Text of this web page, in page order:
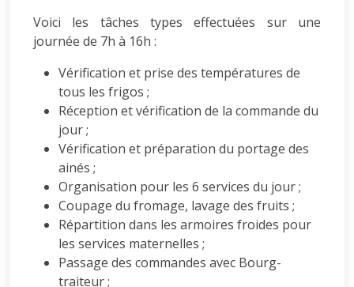
Voici les tâches types effectuées sur une
journée de 7h à 16h :
Vérification et prise des températures de
tous les frigos ;
Réception et vérification de la commande du
jour ;
Vérification et préparation du portage des
ainés ;
Organisation pour les 6 services du jour ;
Coupage du fromage, lavage des fruits ;
Répartition dans les armoires froides pour
les services maternelles ;
Passage des commandes avec Bourg-
traiteur ;